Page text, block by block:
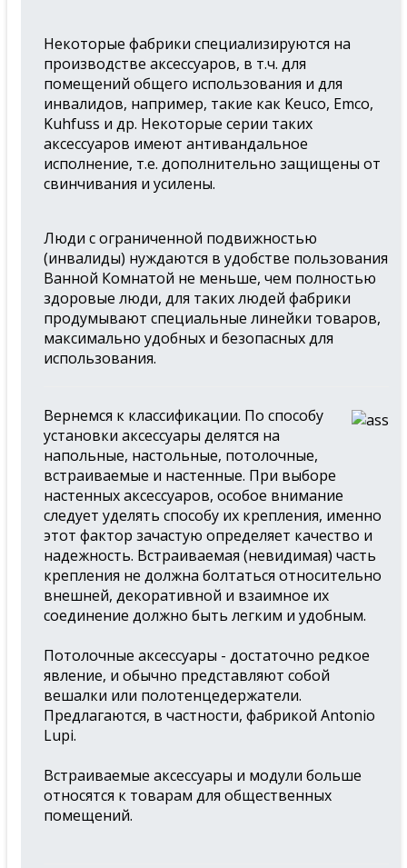
Некоторые фабрики специализируются на
производстве аксессуаров, в т.ч. для
помещений общего использования и для
инвалидов, например, такие как Keuco, Emco,
Kuhfuss и др. Некоторые серии таких
аксессуаров имеют антивандальное
исполнение, т.е. дополнительно защищены от
свинчивания и усилены.
Люди с ограниченной подвижностью
(инвалиды) нуждаются в удобстве пользования
Ванной Комнатой не меньше, чем полностью
здоровые люди, для таких людей фабрики
продумывают специальные линейки товаров,
максимально удобных и безопасных для
использования.
Вернемся к классификации. По способу
установки аксессуары делятся на
напольные, настольные, потолочные,
встраиваемые и настенные. При выборе
настенных аксессуаров, особое внимание
следует уделять способу их крепления, именно
этот фактор зачастую определяет качество и
надежность. Встраиваемая (невидимая) часть
крепления не должна болтаться относительно
внешней, декоративной и взаимное их
соединение должно быть легким и удобным.
Потолочные аксессуары - достаточно редкое
явление, и обычно представляют собой
вешалки или полотенцедержатели.
Предлагаются, в частности, фабрикой Antonio
Lupi.
Встраиваемые аксессуары и модули больше
относятся к товарам для общественных
помещений.